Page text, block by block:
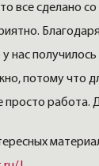
все сделано
нас получилось
потому что
работа.